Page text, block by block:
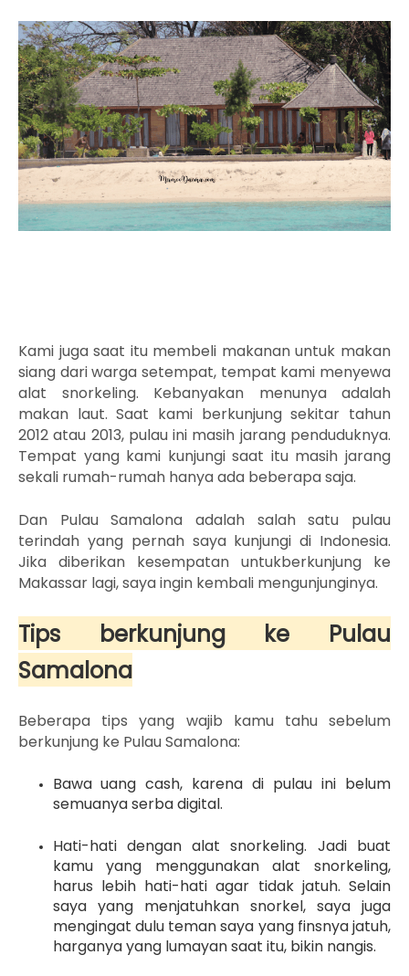
Kami juga saat itu membeli makanan untuk makan
siang dari warga setempat, tempat kami menyewa
alat snorkeling. Kebanyakan menunya adalah
makan laut. Saat kami berkunjung sekitar tahun
2012 atau 2013, pulau ini masih jarang penduduknya.
Tempat yang kami kunjungi saat itu masih jarang
sekali rumah-rumah hanya ada beberapa saja.
Dan Pulau Samalona adalah salah satu pulau
terindah yang pernah saya kunjungi di Indonesia.
Jika diberikan kesempatan untukberkunjung ke
Makassar lagi, saya ingin kembali mengunjunginya.
Tips berkunjung ke Pulau
Samalona
Beberapa tips yang wajib kamu tahu sebelum
berkunjung ke Pulau Samalona:
Bawa uang cash, karena di pulau ini belum
semuanya serba digital.
Hati-hati dengan alat snorkeling. Jadi buat
kamu yang menggunakan alat snorkeling,
harus lebih hati-hati agar tidak jatuh. Selain
saya yang menjatuhkan snorkel, saya juga
mengingat dulu teman saya yang finsnya jatuh,
harganya yang lumayan saat itu, bikin nangis.